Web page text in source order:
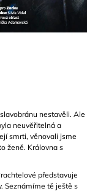
nestavěli. Ale
neuvěřitelná a
smrti, věnovali jsme
ženě. Královna s
představuje
Seznámíme tě ještě s